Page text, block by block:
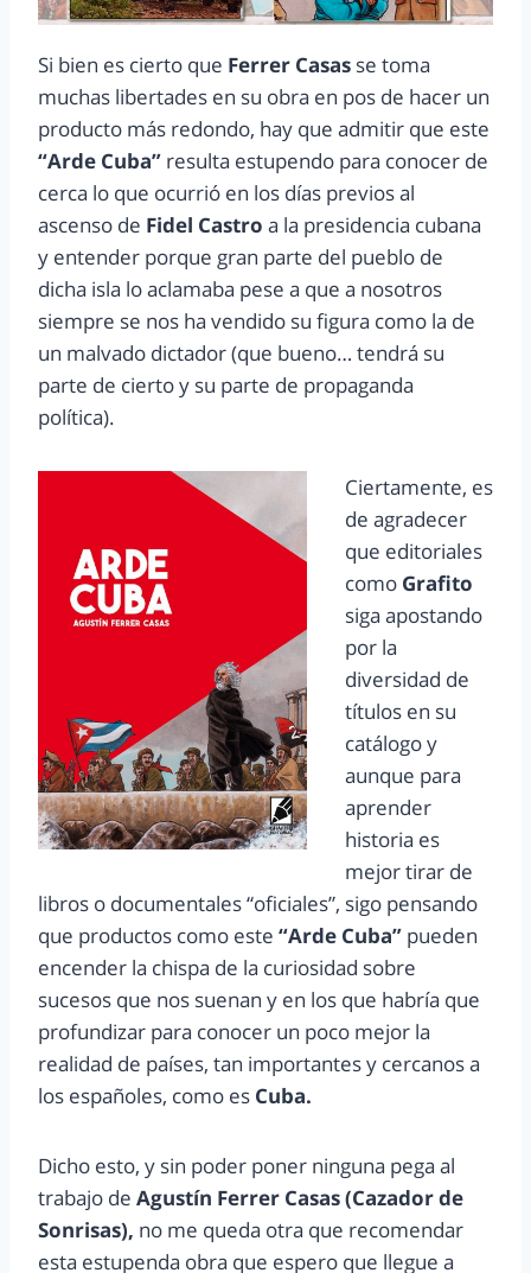
Si bien es cierto que Ferrer Casas se toma
muchas libertades en su obra en pos de hacer un
producto más redondo, hay que admitir que este
“Arde Cuba” resulta estupendo para conocer de
cerca lo que ocurrió en los días previos al
ascenso de Fidel Castro a la presidencia cubana
y entender porque gran parte del pueblo de
dicha isla lo aclamaba pese a que a nosotros
siempre se nos ha vendido su figura como la de
un malvado dictador (que bueno… tendrá su
parte de cierto y su parte de propaganda
política).
Ciertamente, es
de agradecer
que editoriales
como Grafito
siga apostando
por la
diversidad de
títulos en su
catálogo y
aunque para
aprender
historia es
mejor tirar de
libros o documentales “oficiales”, sigo pensando
que productos como este “Arde Cuba” pueden
encender la chispa de la curiosidad sobre
sucesos que nos suenan y en los que habría que
profundizar para conocer un poco mejor la
realidad de países, tan importantes y cercanos a
los españoles, como es Cuba.
Dicho esto, y sin poder poner ninguna pega al
trabajo de Agustín Ferrer Casas (Cazador de
Sonrisas), no me queda otra que recomendar
esta estupenda obra que espero que llegue a